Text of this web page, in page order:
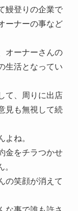
鰻登りの企業で
ーナーの事など
オーナーさんの
生活となってい
て、周りに出店
見も無視して続
よね。
金をチラつかせ
の笑顔が消えて